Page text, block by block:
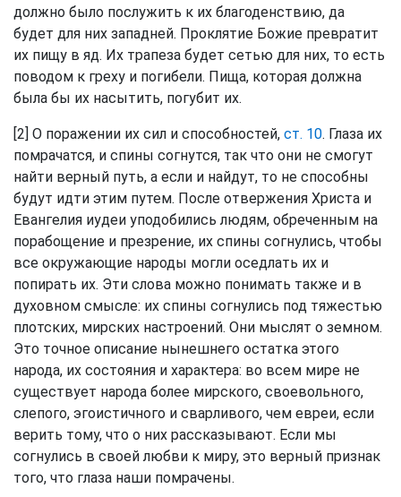
должно было послужить к их благоденствию, да
будет для них западней. Проклятие Божие превратит
их пищу в яд. Их трапеза будет сетью для них, то есть
поводом к греху и погибели. Пища, которая должна
была бы их насытить, погубит их.
[2] О поражении их сил и способностей, ст. 10. Глаза их
помрачатся, и спины согнутся, так что они не смогут
найти верный путь, а если и найдут, то не способны
будут идти этим путем. После отвержения Христа и
Евангелия иудеи уподобились людям, обреченным на
порабощение и презрение, их спины согнулись, чтобы
все окружающие народы могли оседлать их и
попирать их. Эти слова можно понимать также и в
духовном смысле: их спины согнулись под тяжестью
плотских, мирских настроений. Они мыслят о земном.
Это точное описание нынешнего остатка этого
народа, их состояния и характера: во всем мире не
существует народа более мирского, своевольного,
слепого, эгоистичного и сварливого, чем евреи, если
верить тому, что о них рассказывают. Если мы
согнулись в своей любви к миру, это верный признак
того, что глаза наши помрачены.